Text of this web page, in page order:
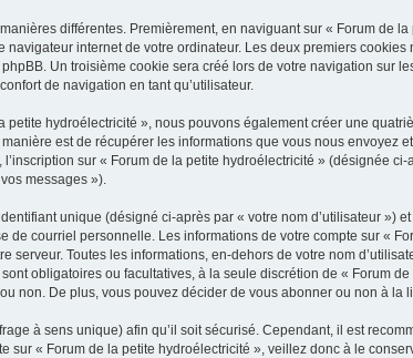
différentes. Premièrement, en naviguant sur « Forum
internet de votre ordinateur. Les deux premiers
Un troisième cookie sera créé lors de votre navigation sur
de navigation en tant qu’utilisateur.
petite hydroélectricité », nous pouvons également créer une
est de récupérer les informations que vous nous
sur « Forum de la petite hydroélectricité » (désignée
messages »).
unique (désigné ci-après par « votre nom d’utilisateur
de courriel personnelle. Les informations de votre compte sur «
serveur. Toutes les informations, en-dehors de votre nom
obligatoires ou facultatives, à la seule discrétion de « Forum
non. De plus, vous pouvez décider de vous abonner ou non à
à sens unique) afin qu’il soit sécurisé. Cependant, il est
sur « Forum de la petite hydroélectricité », veillez donc à le